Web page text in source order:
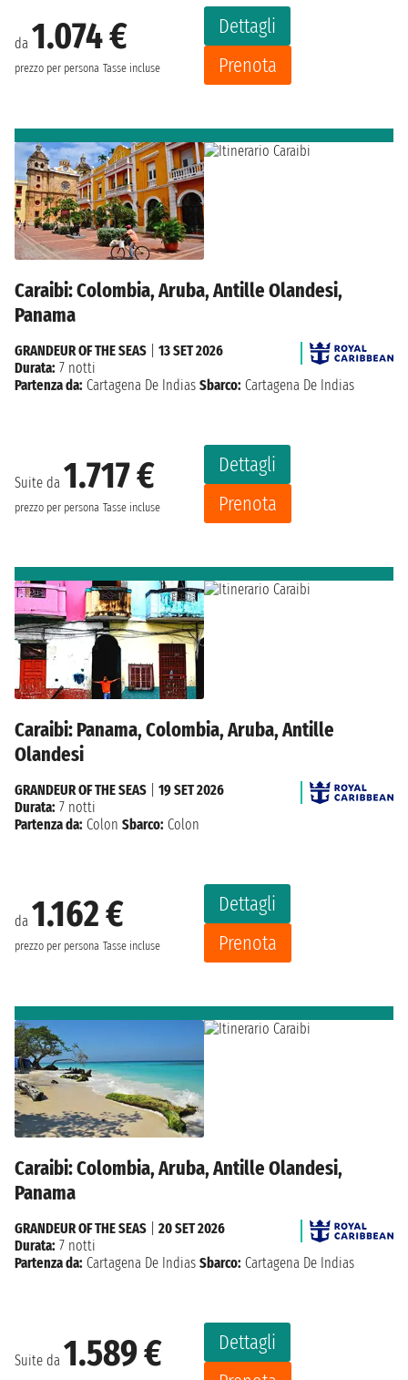
da 1.074 €
prezzo per persona Tasse incluse
Dettagli
Prenota
Caraibi: Colombia, Aruba, Antille Olandesi,
Panama
Suite da 1.717 €
prezzo per persona Tasse incluse
Dettagli
Prenota
GRANDEUR OF THE SEAS
13 SET 2026
Durata: 7 notti
Partenza da: Cartagena De Indias Sbarco: Cartagena De Indias
Caraibi: Panama, Colombia, Aruba, Antille
Olandesi
da 1.162 €
prezzo per persona Tasse incluse
Dettagli
Prenota
GRANDEUR OF THE SEAS
19 SET 2026
Durata: 7 notti
Partenza da: Colon Sbarco: Colon
Caraibi: Colombia, Aruba, Antille Olandesi,
Panama
Suite da 1.589 €
Dettagli
GRANDEUR OF THE SEAS
20 SET 2026
Durata: 7 notti
Partenza da: Cartagena De Indias Sbarco: Cartagena De Indias